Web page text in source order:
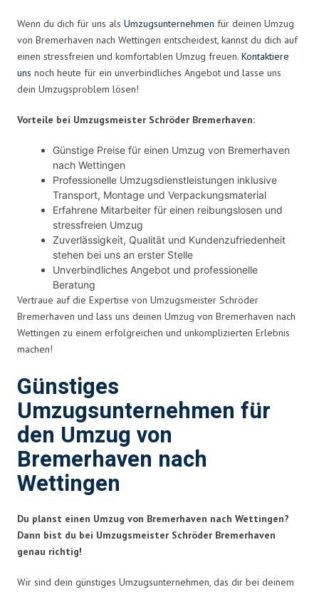
Wenn du dich für uns als Umzugsunternehmen für deinen Umzug
von Bremerhaven nach Wettingen entscheidest, kannst du dich auf
einen stressfreien und komfortablen Umzug freuen. Kontaktiere
uns noch heute für ein unverbindliches Angebot und lasse uns
dein Umzugsproblem lösen!
Vorteile bei Umzugsmeister Schröder Bremerhaven:
Günstige Preise für einen Umzug von Bremerhaven
nach Wettingen
Professionelle Umzugsdienstleistungen inklusive
Transport, Montage und Verpackungsmaterial
Erfahrene Mitarbeiter für einen reibungslosen und
stressfreien Umzug
Zuverlässigkeit, Qualität und Kundenzufriedenheit
stehen bei uns an erster Stelle
Unverbindliches Angebot und professionelle
Beratung
Vertraue auf die Expertise von Umzugsmeister Schröder
Bremerhaven und lass uns deinen Umzug von Bremerhaven nach
Wettingen zu einem erfolgreichen und unkomplizierten Erlebnis
machen!
Günstiges
Umzugsunternehmen für
den Umzug von
Bremerhaven nach
Wettingen
Du planst einen Umzug von Bremerhaven nach Wettingen?
Dann bist du bei Umzugsmeister Schröder Bremerhaven
genau richtig!
Wir sind dein günstiges Umzugsunternehmen, das dir bei deinem